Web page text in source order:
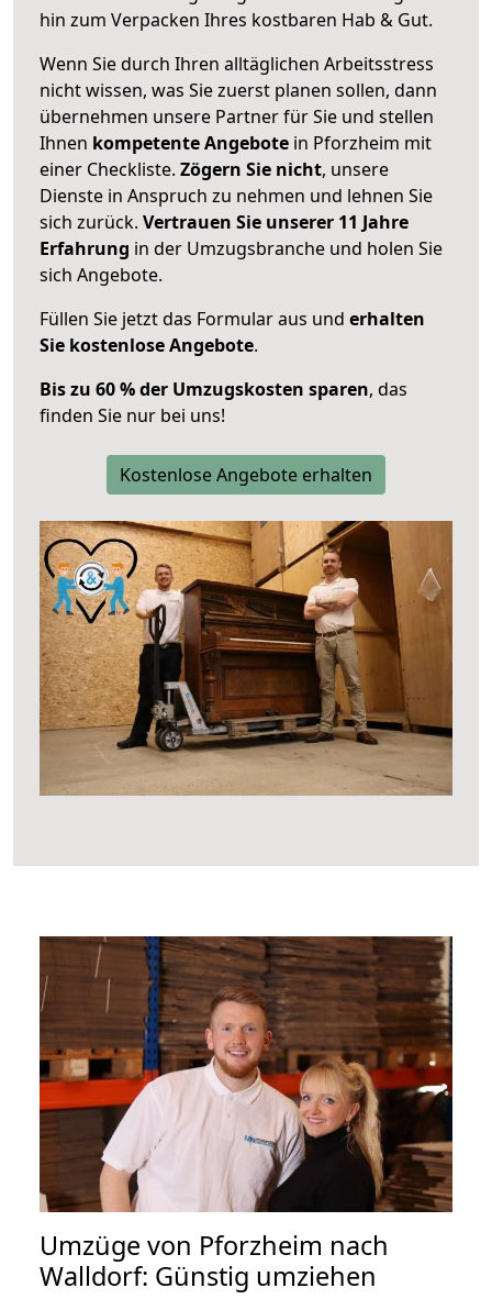
hin zum Verpacken Ihres kostbaren Hab & Gut.
Wenn Sie durch Ihren alltäglichen Arbeitsstress
nicht wissen, was Sie zuerst planen sollen, dann
übernehmen unsere Partner für Sie und stellen
Ihnen kompetente Angebote in Pforzheim mit
einer Checkliste. Zögern Sie nicht, unsere
Dienste in Anspruch zu nehmen und lehnen Sie
sich zurück. Vertrauen Sie unserer 11 Jahre
Erfahrung in der Umzugsbranche und holen Sie
sich Angebote.
Füllen Sie jetzt das Formular aus und erhalten
Sie kostenlose Angebote.
Bis zu 60 % der Umzugskosten sparen, das
finden Sie nur bei uns!
Kostenlose Angebote erhalten
Umzüge von Pforzheim nach
Walldorf: Günstig umziehen